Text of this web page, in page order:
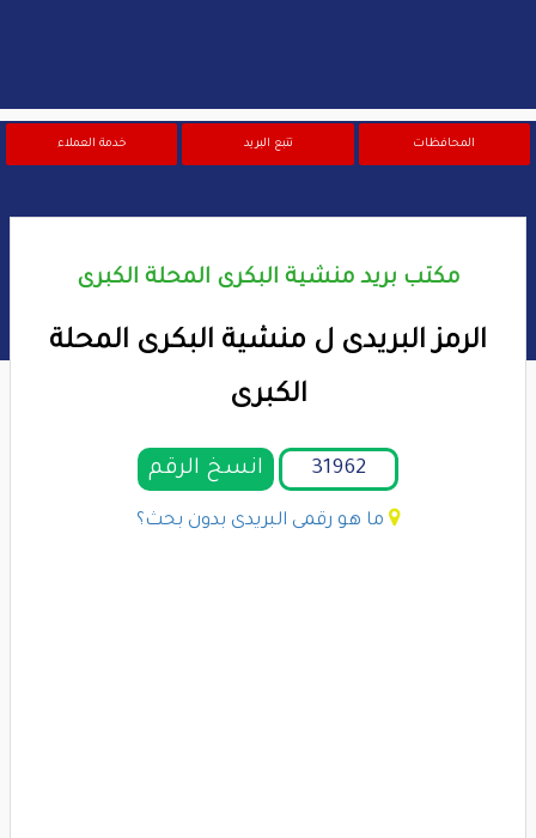
المحافظات تتبع البريد خدمة العملاء
مكتب بريد منشية البكرى المحلة الكبرى
الرمز البريدى ل منشية البكرى المحلة
الكبرى
انسخ الرقم
ما هو رقمى البريدى بدون بحث؟